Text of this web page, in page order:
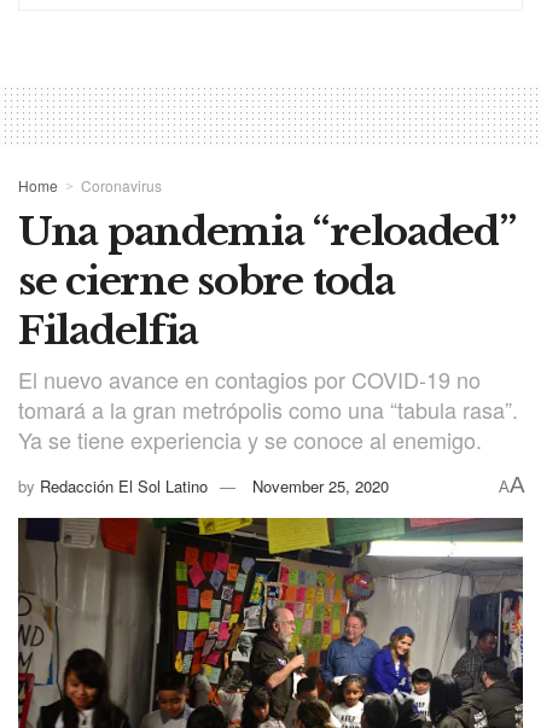
Home Coronavirus
Una pandemia “reloaded”
se cierne sobre toda
Filadelfia
El nuevo avance en contagios por COVID-19 no
tomará a la gran metrópolis como una “tabula rasa”.
Ya se tiene experiencia y se conoce al enemigo.
by Redacción El Sol Latino November 25, 2020 AA